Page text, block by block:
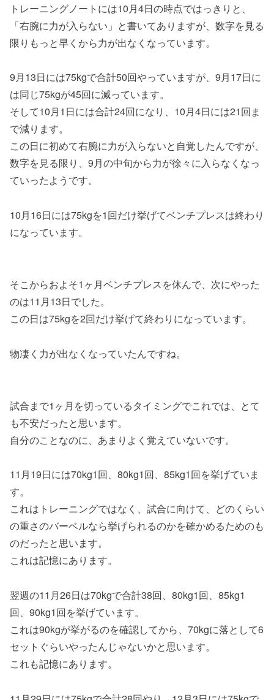
トレーニングノートには10月4日の時点ではっきりと、
「右腕に力が入らない」と書いてありますが、数字を見る
限りもっと早くから力が出なくなっています。
9月13日には75kgで合計50回やっていますが、9月17日に
は同じ75kgが45回に減っています。
そして10月1日には合計24回になり、10月4日には21回ま
で減ります。
この日に初めて右腕に力が入らないと自覚したんですが、
数字を見る限り、9月の中旬から力が徐々に入らなくなっ
ていったようです。
10月16日には75kgを1回だけ挙げてベンチプレスは終わり
になっています。
そこからおよそ1ヶ月ベンチプレスを休んで、次にやった
のは11月13日でした。
この日は75kgを2回だけ挙げて終わりになっています。
物凄く力が出なくなっていたんですね。
試合まで1ヶ月を切っているタイミングでこれでは、とて
も不安だったと思います。
自分のことなのに、あまりよく覚えていないです。
11月19日には70kg1回、80kg1回、85kg1回を挙げていま
す。
これはトレーニングではなく、試合に向けて、どのくらい
の重さのバーベルなら挙げられるのかを確かめるためのも
のだったと思います。
これは記憶にあります。
翌週の11月26日は70kgで合計38回、80kg1回、85kg1
回、90kg1回を挙げています。
これは90kgが挙がるのを確認してから、70kgに落として6
セットぐらいやったんじゃないかと思います。
これも記憶にあります。